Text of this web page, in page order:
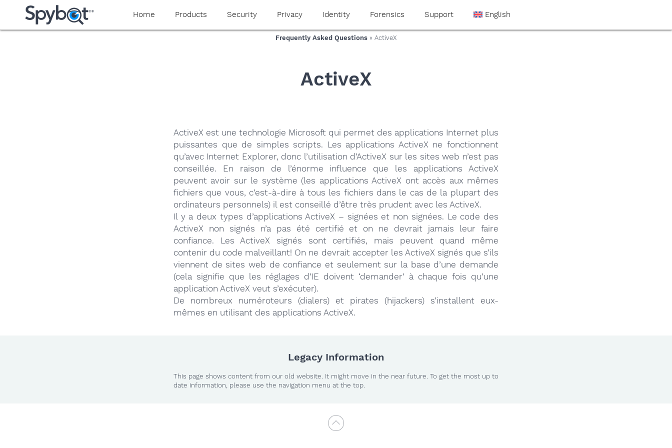
yaaaeag20
Home Products Security Privacy Identity Forensics Support English
Frequently Asked Questions » ActiveX
ActiveX
ActiveX est une technologie Microsoft qui permet des applications Internet plus
puissantes que de simples scripts. Les applications ActiveX ne fonctionnent
qu’avec Internet Explorer, donc l’utilisation d’ActiveX sur les sites web n’est pas
conseillée. En raison de l’énorme influence que les applications ActiveX
peuvent avoir sur le système (les applications ActiveX ont accès aux mêmes
fichiers que vous, c’est-à-dire à tous les fichiers dans le cas de la plupart des
ordinateurs personnels) il est conseillé d’être très prudent avec les ActiveX.
Il y a deux types d’applications ActiveX – signées et non signées. Le code des
ActiveX non signés n’a pas été certifié et on ne devrait jamais leur faire
confiance. Les ActiveX signés sont certifiés, mais peuvent quand même
contenir du code malveillant! On ne devrait accepter les ActiveX signés que s’ils
viennent de sites web de confiance et seulement sur la base d’une demande
(cela signifie que les réglages d’IE doivent ‘demander’ à chaque fois qu’une
application ActiveX veut s’exécuter).
De nombreux numéroteurs (dialers) et pirates (hijackers) s’installent eux-
mêmes en utilisant des applications ActiveX.
Legacy Information
This page shows content from our old website. It might move in the near future. To get the most up to
date information, please use the navigation menu at the top.